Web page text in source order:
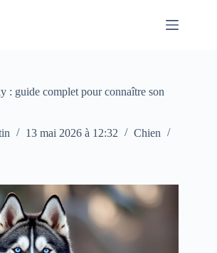
: guide complet pour connaître son
13 mai 2026 à 12:32
Chien